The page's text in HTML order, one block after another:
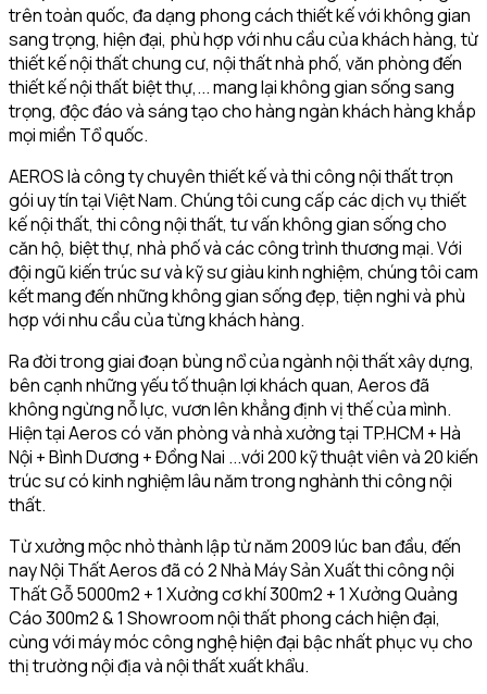
trên toàn quốc, đa dạng phong cách thiết kế với không gian
sang trọng, hiện đại, phù hợp với nhu cầu của khách hàng, từ
thiết kế nội thất chung cư, nội thất nhà phố, văn phòng đến
thiết kế nội thất biệt thự,... mang lại không gian sống sang
trọng, độc đáo và sáng tạo cho hàng ngàn khách hàng khắp
mọi miền Tổ quốc.
AEROS là công ty chuyên thiết kế và thi công nội thất trọn
gói uy tín tại Việt Nam. Chúng tôi cung cấp các dịch vụ thiết
kế nội thất, thi công nội thất, tư vấn không gian sống cho
căn hộ, biệt thự, nhà phố và các công trình thương mại. Với
đội ngũ kiến trúc sư và kỹ sư giàu kinh nghiệm, chúng tôi cam
kết mang đến những không gian sống đẹp, tiện nghi và phù
hợp với nhu cầu của từng khách hàng.
Ra đời trong giai đoạn bùng nổ của ngành nội thất xây dựng,
bên cạnh những yếu tố thuận lợi khách quan, Aeros đã
không ngừng nỗ lực, vươn lên khẳng định vị thế của mình.
Hiện tại Aeros có văn phòng và nhà xưởng tại TP.HCM + Hà
Nội + Bình Dương + Đồng Nai ...với 200 kỹ thuật viên và 20 kiến
trúc sư có kinh nghiệm lâu năm trong nghành thi công nội
thất.
Từ xưởng mộc nhỏ thành lập từ năm 2009 lúc ban đầu, đến
nay Nội Thất Aeros đã có 2 Nhà Máy Sản Xuất thi công nội
Thất Gỗ 5000m2 + 1 Xưởng cơ khí 300m2 + 1 Xưởng Quảng
Cáo 300m2 & 1 Showroom nội thất phong cách hiện đại,
cùng với máy móc công nghệ hiện đại bậc nhất phục vụ cho
thị trường nội địa và nội thất xuất khẩu.